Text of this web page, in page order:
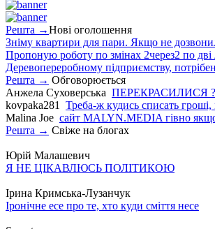
Решта →Нові оголошення
Зніму квартири для пари. Якщо не
Пропоную роботу по змінах 2через2 по дві
Деревопереробному підприємству,
Решта → Обговорюється
Анжела Суховерська ПЕРЕКРАСИЛИСЯ
kovpaka281
Треба-ж кудись списать
Malina Joe сайт MALYN.MEDIA гiвно
Решта → Свіже на блогах
Юрій Малашевич
Я НЕ ЦІКАВЛЮСЬ ПОЛІТИКОЮ
Ірина Кримська-Лузанчук
Іронічне есе про те, хто куди сміття несе